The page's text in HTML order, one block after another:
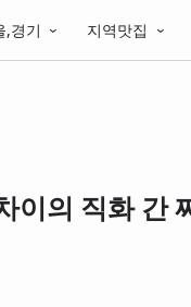
,경기 지역맛집
이의 직화 간